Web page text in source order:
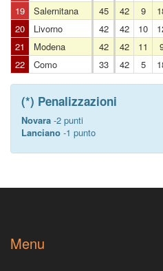
19
Salernitana 45 42 9
20
Livorno 42 42 10
21
Modena 42 42 11
22
Como 33 42 5
(*) Penalizzazioni
Novara -2 punti
Lanciano -1 punto
Menu